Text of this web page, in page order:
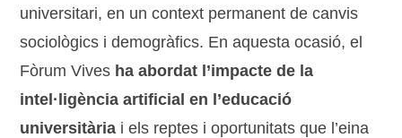
universitari, en un context permanent de canvis
sociològics i demogràfics. En aquesta ocasió, el
Fòrum Vives ha abordat l’impacte de la
intel·ligència artificial en l’educació
universitària i els reptes i oportunitats que l’eina